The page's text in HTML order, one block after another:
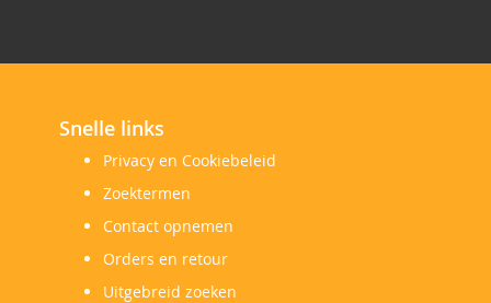
Snelle links
Privacy en Cookiebeleid
Zoektermen
Contact opnemen
Orders en retour
Uitgebreid zoeken